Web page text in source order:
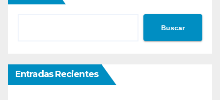
Buscar
Entradas Recientes